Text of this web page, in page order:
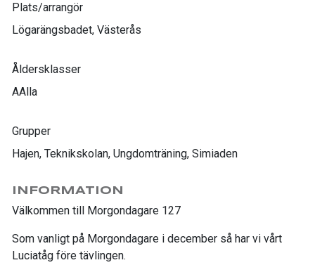
Plats/arrangör
Lögarängsbadet, Västerås
Åldersklasser
AAlla
Grupper
Hajen, Teknikskolan, Ungdomträning, Simiaden
INFORMATION
Välkommen till Morgondagare 127
Som vanligt på Morgondagare i december så har vi vårt
Luciatåg före tävlingen.